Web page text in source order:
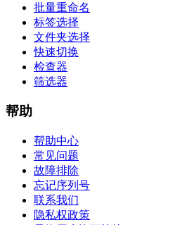
批量重命名
标签选择
文件夹选择
快速切换
检查器
筛选器
帮助
帮助中心
常见问题
故障排除
忘记序列号
联系我们
隐私权政策